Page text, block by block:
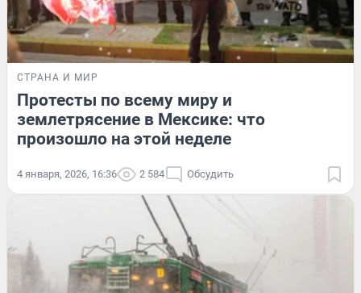
СТРАНА И МИР
Протесты по всему миру и
землетрясение в Мексике: что
произошло на этой неделе
4 января, 2026, 16:36 2 584 Обсудить